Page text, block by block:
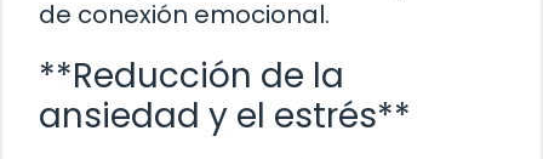
de conexión emocional.
**Reducción de la
ansiedad y el estrés**